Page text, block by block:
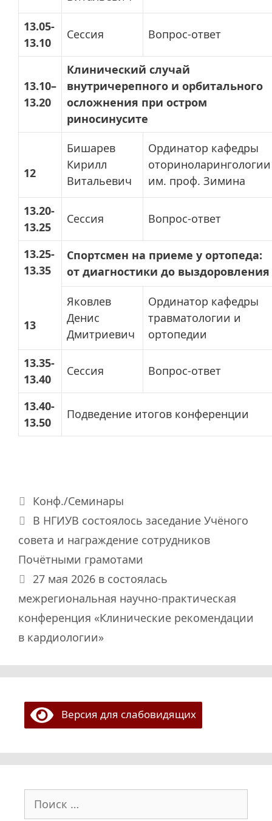
13.05-
13.10
Сессия Вопрос-ответ
13.10–
13.20
Клинический случай
внутричерепного и орбитального
осложнения при остром
риносинусите
12
Бишарев
Кирилл
Витальевич
Ординатор кафедры
оториноларингологии
им. проф. Зимина
13.20-
13.25
Сессия Вопрос-ответ
13.25-
13.35
13
Спортсмен на приеме у ортопеда:
от диагностики до выздоровления
Яковлев
Денис
Дмитриевич
Ординатор кафедры
травматологии и
ортопедии
13.35-
13.40
Сессия Вопрос-ответ
13.40-
13.50
Подведение итогов конференции
Рубрики
Конф./Семинары
В НГИУВ состоялось заседание Учёного
совета и награждение сотрудников
Почётными грамотами
27 мая 2026 в состоялась
межрегиональная научно-практическая
конференция «Клинические рекомендации
в кардиологии»
Версия для слабовидящих